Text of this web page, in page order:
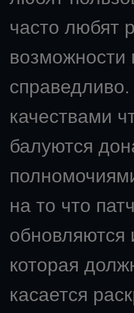
часто любят
возможности
качествами
балуются
на то что
обновляются
которая
касается